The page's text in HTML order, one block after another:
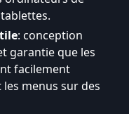
: conception
garantie que les
facilement
menus sur des